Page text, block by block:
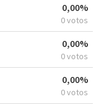
0,00%
0 votos
0,00%
0 votos
0,00%
0 votos